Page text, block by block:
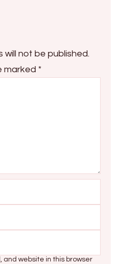
will not be published.
marked *
and website in this browser